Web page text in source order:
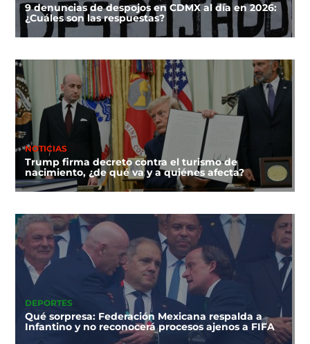
9 denuncias de despojos en CDMX al día en 2026:
¿Cuáles son las respuestas?
NOTICIAS
Trump firma decreto contra el turismo de
nacimiento, ¿de qué va y a quiénes afecta?
DEPORTES
Qué sorpresa: Federación Mexicana respalda a
Infantino y no reconocerá procesos ajenos a FIFA